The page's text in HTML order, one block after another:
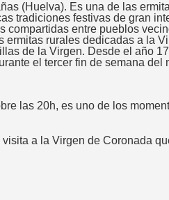
(Huelva). Es una de las
tradiciones festivas de gran
entre pueblos
rurales dedicadas a la
de la Virgen. Desde el año
el tercer fin de semana del
las 20h, es uno de los
a la Virgen de Coronada